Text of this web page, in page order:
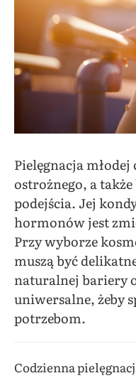
Pielęgnacja
ostrożnego, a
podejścia. Jej
hormonów jest
Przy wyborze
muszą być
naturalnej bariery
uniwersalne, żeby
potrzebom.
Codzienna